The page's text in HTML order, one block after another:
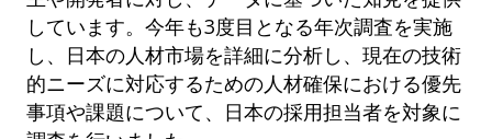
しています。今年も3度目となる年次調査を実施
し、日本の人材市場を詳細に分析し、現在の技術
的ニーズに対応するための人材確保における優先
事項や課題について、日本の採用担当者を対象に